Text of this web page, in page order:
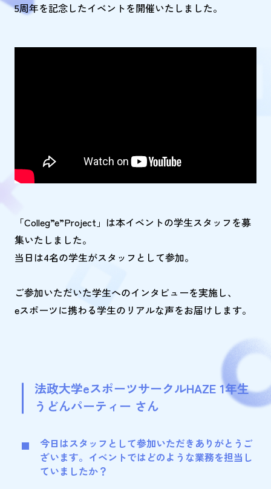
5周年を記念したイベントを開催いたしました。
「Colleg”e”Project」は本イベントの学生スタッフを募
集いたしました。
当日は4名の学生がスタッフとして参加。
ご参加いただいた学生へのインタビューを実施し、
eスポーツに携わる学生のリアルな声をお届けします。
法政大学eスポーツサークルHAZE 1年生
うどんパーティー さん
今日はスタッフとして参加いただきありがとうご
ざいます。イベントではどのような業務を担当し
ていましたか？